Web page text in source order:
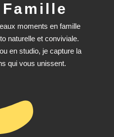
moments en famille
naturelle et conviviale.
en studio, je capture la
qui vous unissent.